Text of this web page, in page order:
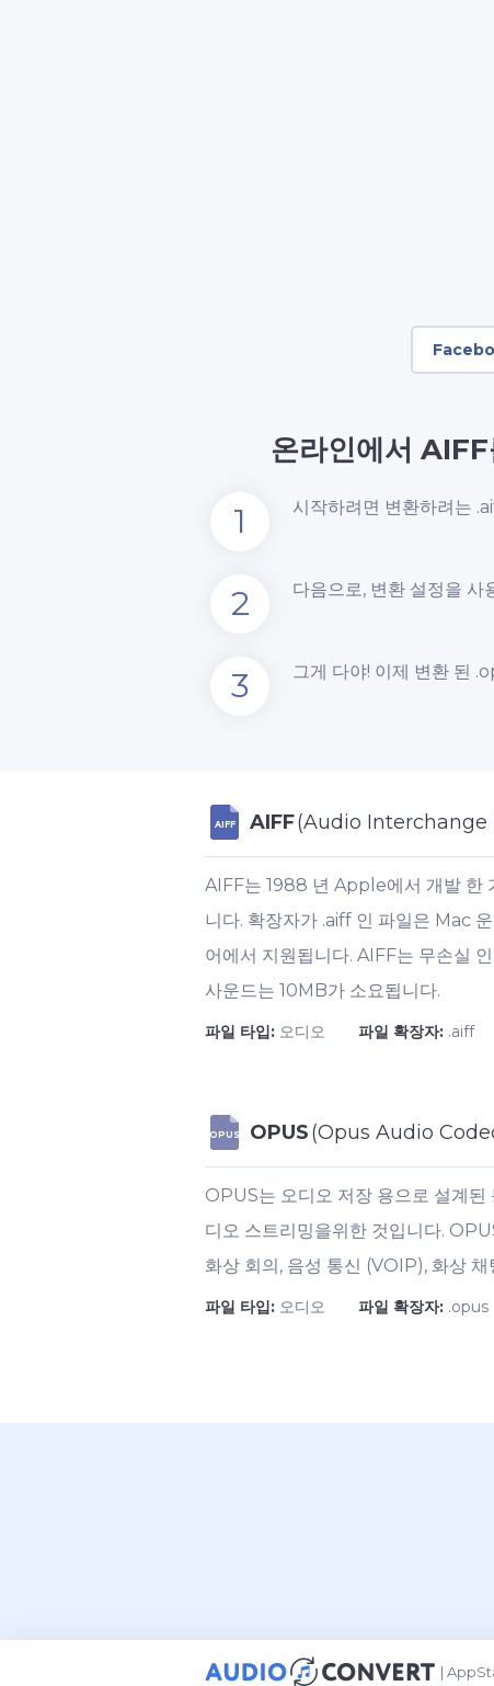
온라인에서
1 시작하려면 변환하려는
2 다음으로, 변환 설정을 사
3 그게 다야! 이제 변환 된
AIFF AIFF(Audio Interchange
AIFF는 1988 년 Apple에서 개발 한
니다. 확장자가 .aiff 인 파일은 Mac
어에서 지원됩니다. AIFF는 무손실
사운드는 10MB가 소요됩니다.
파일 타입: 오디오 파일 확장자: .aiff
OPUS OPUS(Opus Audio
OPUS는 오디오 저장 용으로 설계
디오 스트리밍을위한 것입니다.
화상 회의, 음성 통신 (VOIP), 화상
파일 타입: 오디오 파일 확장자: .opus
|